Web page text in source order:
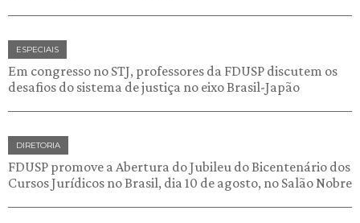
ESPECIAIS
Em congresso no STJ, professores da FDUSP discutem os
desafios do sistema de justiça no eixo Brasil-Japão
DIRETORIA
FDUSP promove a Abertura do Jubileu do Bicentenário dos
Cursos Jurídicos no Brasil, dia 10 de agosto, no Salão Nobre